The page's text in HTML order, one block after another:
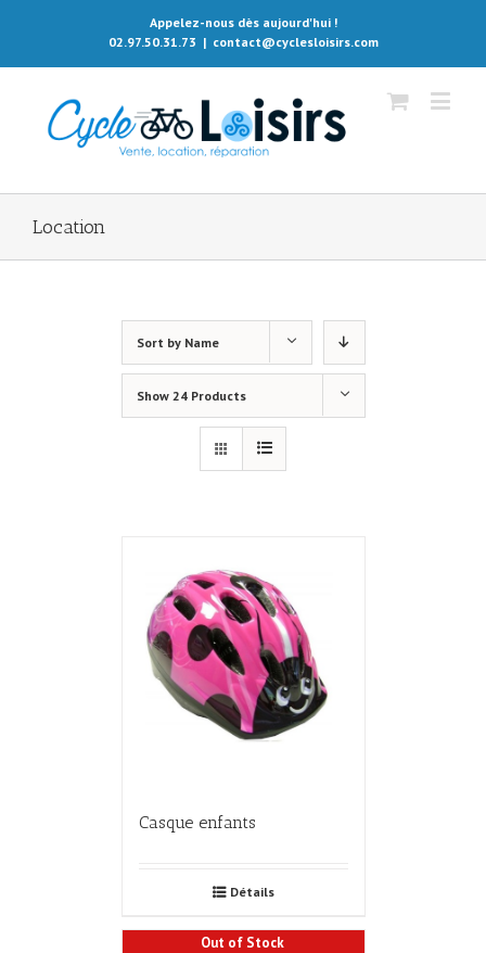
Appelez-nous dès aujourd'hui !
02.97.50.31.73 | contact@cyclesloisirs.com
Location
Sort by Name
Show 24 Products
Casque enfants
Détails
Out of Stock